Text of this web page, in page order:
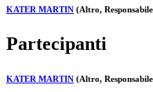
KATER MARTIN (Altro,
Partecipanti
KATER MARTIN (Altro,